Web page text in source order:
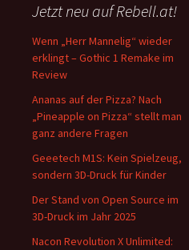
Jetzt neu auf Rebell.at!
Wenn „Herr Mannelig“ wieder
erklingt – Gothic 1 Remake im
Review
Ananas auf der Pizza? Nach
„Pineapple on Pizza“ stellt man
ganz andere Fragen
Geeetech M1S: Kein Spielzeug,
sondern 3D-Druck für Kinder
Der Stand von Open Source im
3D-Druck im Jahr 2025
Nacon Revolution X Unlimited: